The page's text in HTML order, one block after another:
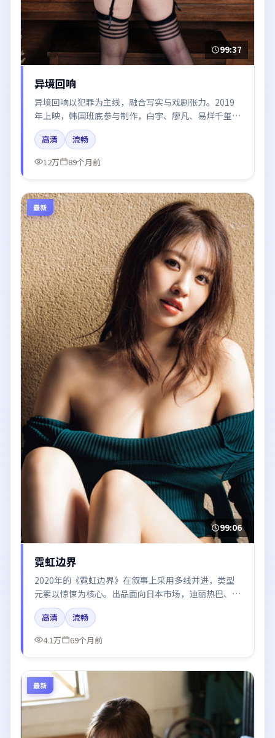
99:37
异境回响
异境回响以犯罪为主线，融合写实与戏剧张力。2019
年上映，韩国班底参与制作，白宇、廖凡、易烊千玺、
黄渤、于和伟在片中呈现细腻表演，影像风格统一，配
乐与剪辑强化了情绪曲线。
高清
流畅
12万
89个月前
最新
99:06
霓虹边界
2020年的《霓虹边界》在叙事上采用多线并进，类型
元素以惊悚为核心。出品面向日本市场，迪丽热巴、白
宇、秦海璐、咏梅所饰角色推动关键反转，结尾留白引
发讨论。
高清
流畅
4.1万
69个月前
最新